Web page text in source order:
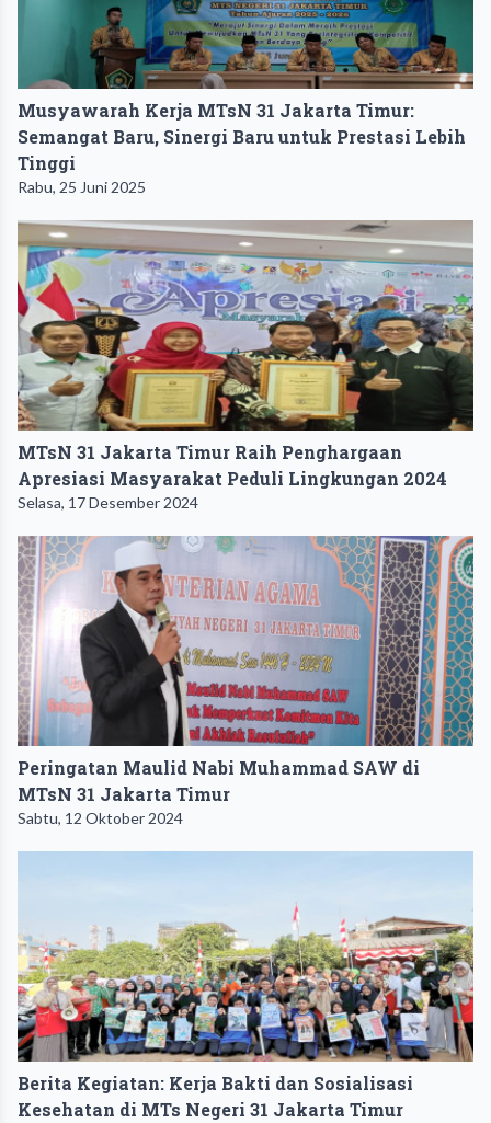
Musyawarah Kerja MTsN 31 Jakarta Timur:
Semangat Baru, Sinergi Baru untuk Prestasi Lebih
Tinggi
Rabu, 25 Juni 2025
MTsN 31 Jakarta Timur Raih Penghargaan
Apresiasi Masyarakat Peduli Lingkungan 2024
Selasa, 17 Desember 2024
Peringatan Maulid Nabi Muhammad SAW di
MTsN 31 Jakarta Timur
Sabtu, 12 Oktober 2024
Berita Kegiatan: Kerja Bakti dan Sosialisasi
Kesehatan di MTs Negeri 31 Jakarta Timur